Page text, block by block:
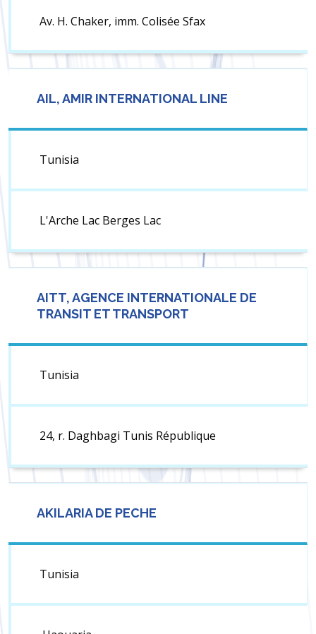
Av. H. Chaker, imm. Colisée Sfax
AIL, AMIR INTERNATIONAL LINE
Tunisia
L'Arche Lac Berges Lac
AITT, AGENCE INTERNATIONALE DE
TRANSIT ET TRANSPORT
Tunisia
24, r. Daghbagi Tunis République
AKILARIA DE PECHE
Tunisia